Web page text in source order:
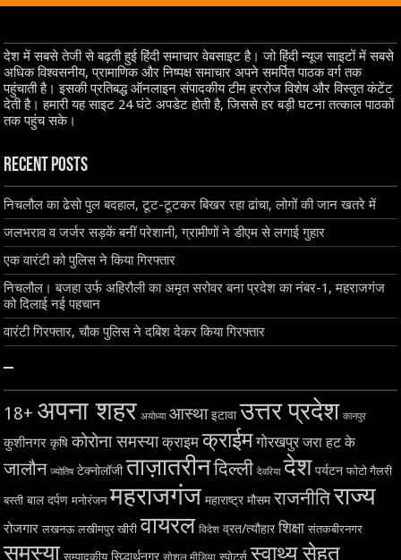
देश में सबसे तेजी से बढ़ती हुई हिंदी समाचार वेबसाइट है। जो हिंदी न्यूज साइटों में सबसे
अधिक विश्वसनीय, प्रामाणिक और निष्पक्ष समाचार अपने समर्पित पाठक वर्ग तक
पहुंचाती है। इसकी प्रतिबद्ध ऑनलाइन संपादकीय टीम हररोज विशेष और विस्तृत कंटेंट
देती है। हमारी यह साइट 24 घंटे अपडेट होती है, जिससे हर बड़ी घटना तत्काल पाठकों
तक पहुंच सके।
Recent Posts
निचलौल का ढेसो पुल बदहाल, टूट-टूटकर बिखर रहा ढांचा, लोगों की जान खतरे में
जलभराव व जर्जर सड़कें बनीं परेशानी, ग्रामीणों ने डीएम से लगाई गुहार
एक वारंटी को पुलिस ने किया गिरफ्तार
निचलौल। बजहा उर्फ अहिरौली का अमृत सरोवर बना प्रदेश का नंबर-1, महराजगंज
को दिलाई नई पहचान
वारंटी गिरफ्तार, चौक पुलिस ने दबिश देकर किया गिरफ्तार
–
18+ अपना शहर अयोध्या आस्था इटावा उत्तर प्रदेश कानपुर
कुशीनगर कृषि कोरोना समस्या क्राइम क्राईम गोरखपुर जरा हट के
जालौन ज्योतिष टेक्नोलॉजी ताज़ातरीनदिल्ली देवरिया देश पर्यटन फोटो गैलरी
बस्ती बाल दर्पण मनोरंजन महराजगंज महाराष्ट्र मौसम राजनीतिराज्य
रोजगार लखनऊ लखीमपुर खीरी वायरल विदेश व्रत/त्यौहार शिक्षा संतकबीरनगर
समस्या सम्पादकीय सिद्धार्थनगर सोशल मीडिया स्पोर्ट्स स्वाथ्य सेहत